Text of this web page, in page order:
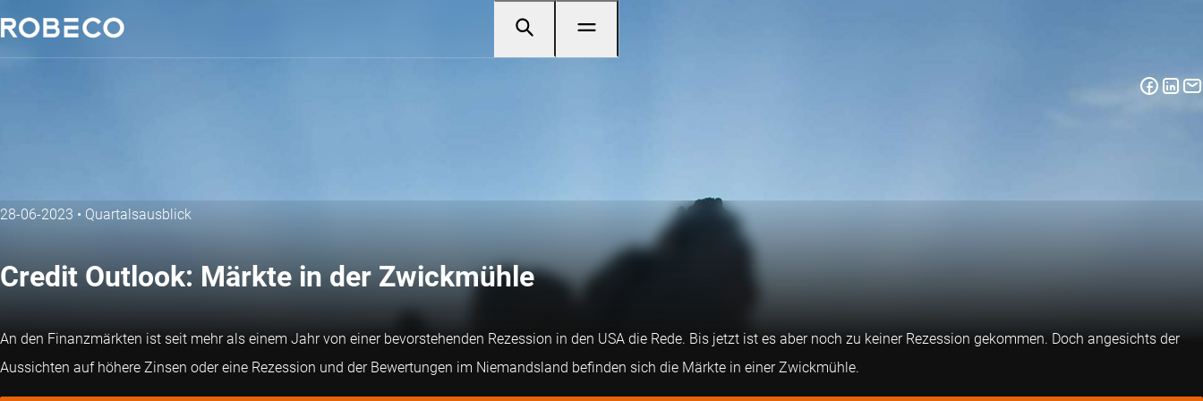
28-06-2023 • Quartalsausblick
Credit Outlook: Märkte in der Zwickmühle
An den Finanzmärkten ist seit mehr als einem Jahr von einer bevorstehenden Rezession in den USA die Rede. Bis jetzt ist es aber noch zu keiner Rezession gekommen. Doch angesichts der
Aussichten auf höhere Zinsen oder eine Rezession und der Bewertungen im Niemandsland befinden sich die Märkte in einer Zwickmühle.